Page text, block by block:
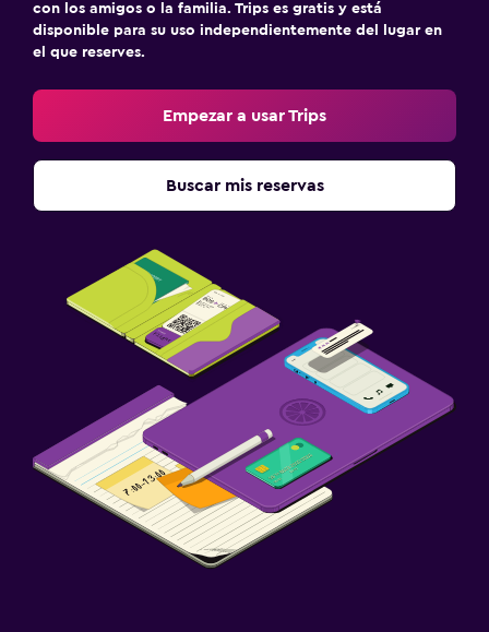
con los amigos o la familia. Trips es gratis y está
disponible para su uso independientemente del lugar en
el que reserves.
Empezar a usar Trips
Buscar mis reservas